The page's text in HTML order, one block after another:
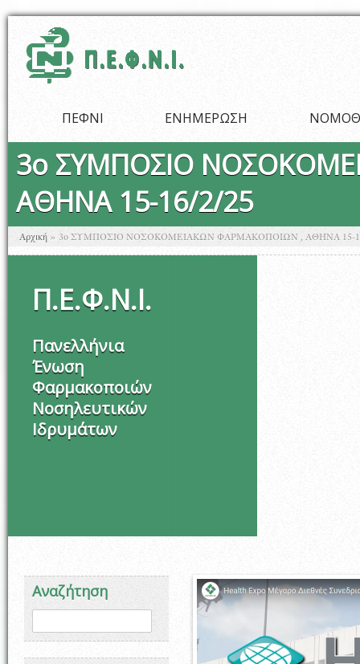
ΠΕΦΝΙ ΕΝΗΜΕΡΩΣΗ
3ο ΣΥΜΠΟΣΙΟ
ΑΘΗΝΑ 15-16/2/25
Είστε εδώ
Αρχική » 3ο ΣΥΜΠΟΣΙΟ ΝΟΣΟΚΟΜΕΙΑΚΩΝ ΦΑΡΜΑΚΟΠΟΙΩΝ , ΑΘΗΝΑ 15-
Π.Ε.Φ.Ν.Ι.
Πανελλήνια
Ένωση
Φαρμακοποιών
Νοσηλευτικών
Ιδρυμάτων
Αναζήτηση
Φόρμα αναζήτησης